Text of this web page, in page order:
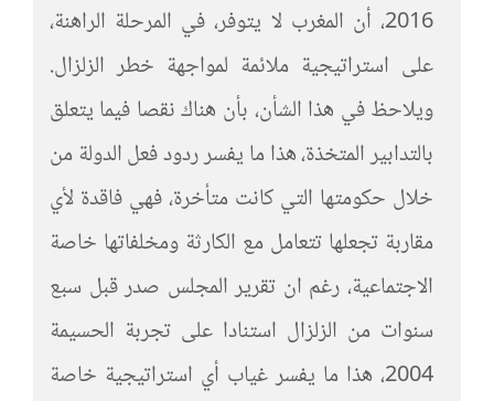
2016، أن المغرب لا يتوفر، في المرحلة الراهنة،
على استراتيجية ملائمة لمواجهة خطر الزلزال.
ويلاحظ في هذا الشأن، بأن هناك نقصا فيما يتعلق
بالتدابير المتخذة، هذا ما يفسر ردود فعل الدولة من
خلال حكومتها التي كانت متأخرة، فهي فاقدة لأي
مقاربة تجعلها تتعامل مع الكارثة ومخلفاتها خاصة
الاجتماعية، رغم ان تقرير المجلس صدر قبل سبع
سنوات من الزلزال استنادا على تجربة الحسيمة
2004، هذا ما يفسر غياب أي استراتيجية خاصة